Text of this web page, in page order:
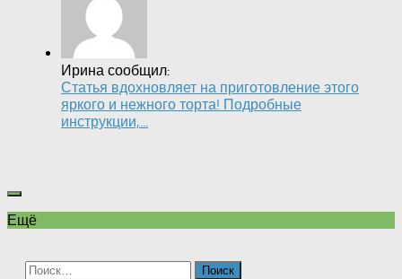
Ирина сообщил:
Статья вдохновляет на приготовление этого
яркого и нежного торта! Подробные
инструкции,...
Ещё
Найти: